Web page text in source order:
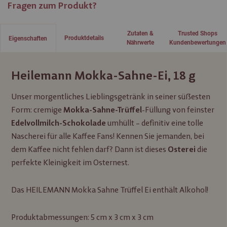
Fragen zum Produkt?
Eigenschaften
Heilemann Mokka-Sahne-Ei, 18 g
Unser morgentliches Lieblingsgetränk in seiner süßesten
Form: cremige Mokka-Sahne-Trüffel-Füllung von feinster
Edelvollmilch-Schokolade umhüllt – definitiv eine tolle
Nascherei für alle Kaffee Fans! Kennen Sie jemanden, bei
dem Kaffee nicht fehlen darf? Dann ist dieses Osterei die
perfekte Kleinigkeit im Osternest.
Das HEILEMANN Mokka Sahne Trüffel Ei enthält Alkohol!
Produktabmessungen: 5 cm x 3 cm x 3 cm
Produktdetails
Zutaten &
Nährwerte
Trusted Shops
Kundenbewertungen